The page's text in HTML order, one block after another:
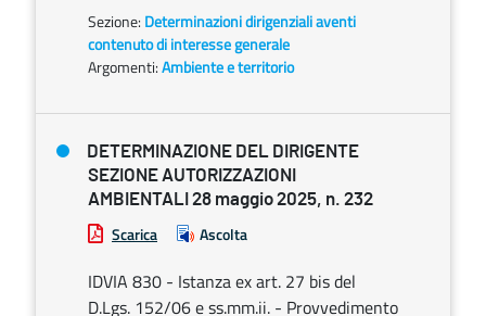
Sezione: Determinazioni dirigenziali aventi
contenuto di interesse generale
Argomenti:Ambiente e territorio
DETERMINAZIONE DEL DIRIGENTE
SEZIONE AUTORIZZAZIONI
AMBIENTALI 28 maggio 2025, n. 232
Scarica Ascolta
IDVIA 830 - Istanza ex art. 27 bis del
D.Lgs. 152/06 e ss.mm.ii. - Provvedimento